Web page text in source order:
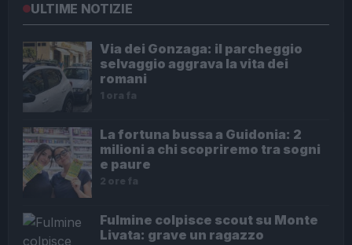
ULTIME NOTIZIE
Via dei Gonzaga: il parcheggio
selvaggio aggrava la vita dei
romani
1 ora fa
La fortuna bussa a Guidonia: 2
milioni a chi scopriremo tra sogni
e paure
2 ore fa
Fulmine colpisce scout su Monte
Livata: grave un ragazzo